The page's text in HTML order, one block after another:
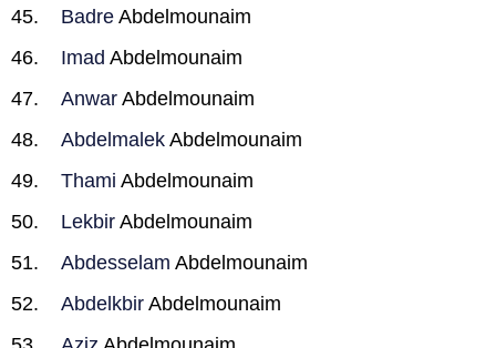
Badre Abdelmounaim
Imad Abdelmounaim
Anwar Abdelmounaim
Abdelmalek Abdelmounaim
Thami Abdelmounaim
Lekbir Abdelmounaim
Abdesselam Abdelmounaim
Abdelkbir Abdelmounaim